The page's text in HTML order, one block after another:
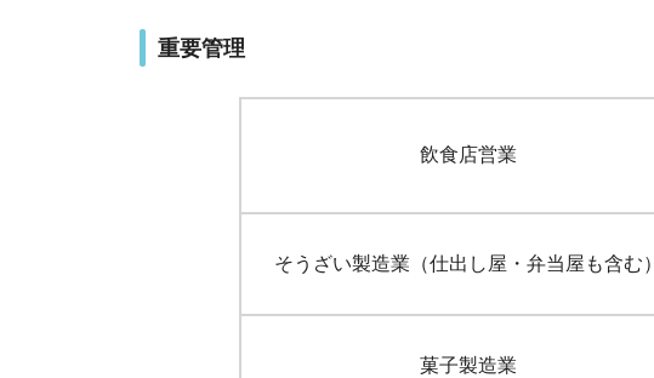
重要管理
飲食店営業
そうざい製造業（仕出し屋・弁当屋も含む）
菓子製造業